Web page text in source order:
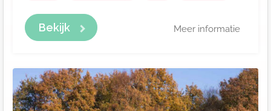
Bekijk Meer informatie